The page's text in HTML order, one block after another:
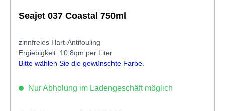
Seajet 037 Coastal 750ml
zinnfreies Hart-Antifouling
Ergiebigkeit: 10,8qm per Liter
Bitte wählen Sie die gewünschte Farbe.
Nur Abholung im Ladengeschäft möglich